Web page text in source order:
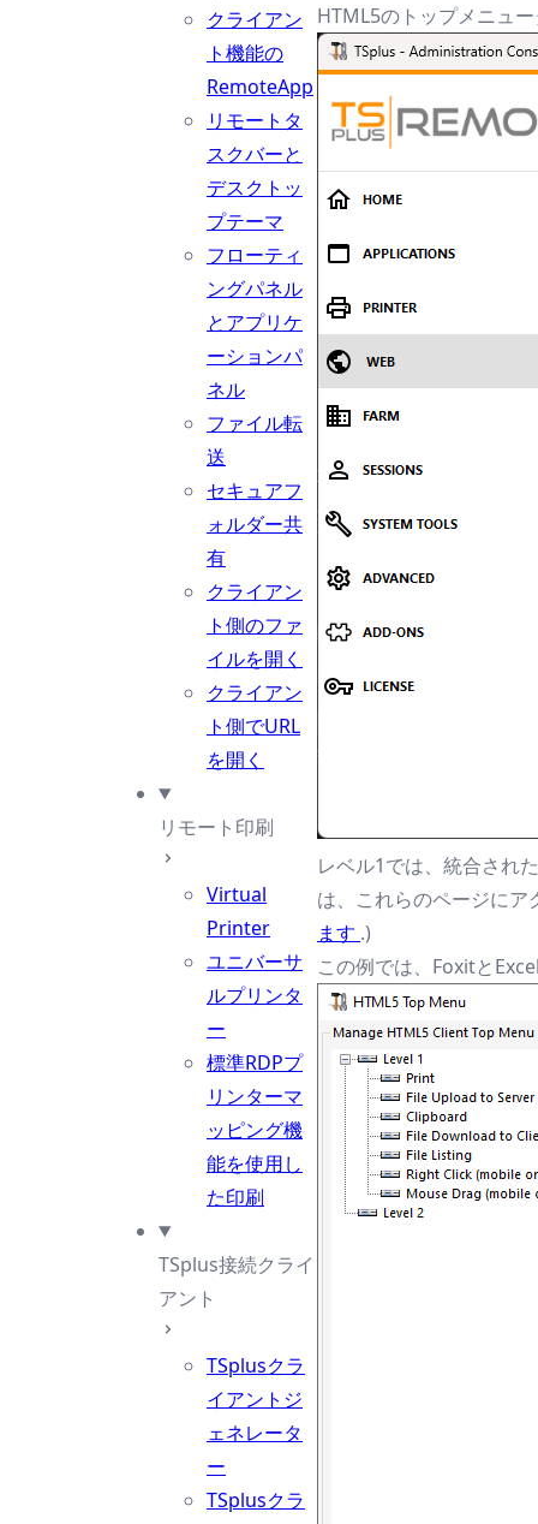
クライアン
ト機能の
RemoteApp
リモートタ
スクバーと
デスクトッ
プテーマ
フローティ
ングパネル
とアプリケ
ーションパ
ネル
ファイル転
送
セキュアフ
ォルダー共
有
クライアン
ト側のファ
イルを開く
クライアン
ト側でURL
を開く
リモート印刷
Virtual
Printer
ユニバーサ
ルプリンタ
ー
標準RDPプ
リンターマ
ッピング機
能を使用し
た印刷
TSplus接続クライ
アント
TSplusクラ
イアントジ
ェネレータ
ー
TSplusクラ
HTML5のトップメニュ
レベル1では、統合され
は、これらのページに
ます .)
この例では、Foxitと